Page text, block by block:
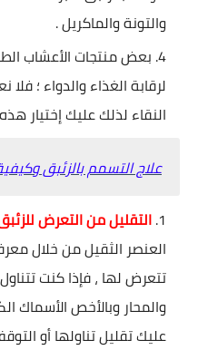
والتونة والماكريل .
بعض منتجات الأعشاب
لرقابة الغذاء والدواء ؛
النقاء لذلك عليك إختيار
علاج التسمم بالزئبق
التقليل من التعرض
العنصر الثقيل من خلال
تتعرض لها ، فإذا كنت
والمحار وبالأخص الأسماك
عليك تقليل تناولها أو